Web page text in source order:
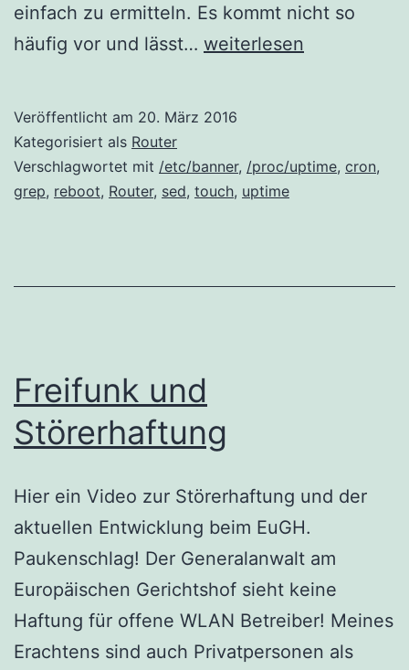
einfach zu ermitteln. Es kommt nicht so
häufig vor und lässt… Router
tun?
weiterlesen
Veröffentlicht am 20. März 2016
Kategorisiert als Router
Verschlagwortet mit /etc/banner, /proc/uptime, cron,
grep, reboot, Router, sed, touch, uptime
Freifunk und
Störerhaftung
Hier ein Video zur Störerhaftung und der
aktuellen Entwicklung beim EuGH.
Paukenschlag! Der Generalanwalt am
Europäischen Gerichtshof sieht keine
Haftung für offene WLAN Betreiber! Meines
Erachtens sind auch Privatpersonen als